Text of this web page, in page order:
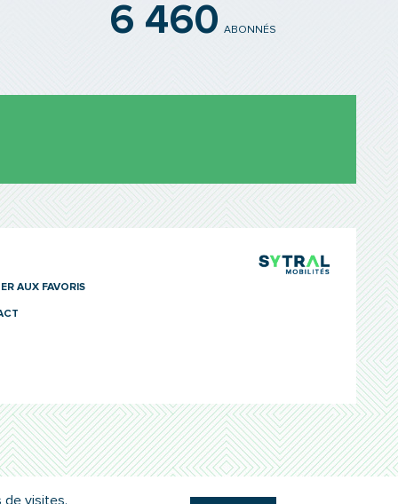
6 460 ABONNÉS
AUX FAVORIS
TCL
de visites.